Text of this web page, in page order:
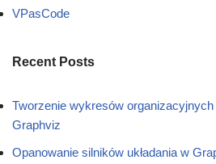
VPasCode
Recent Posts
Tworzenie wykresów
Graphviz
Opanowanie silników układania w